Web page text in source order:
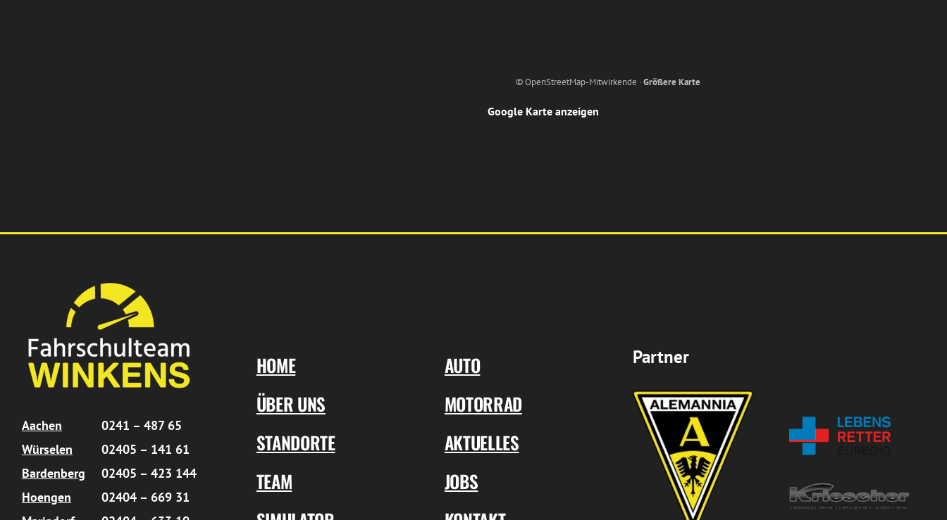
© OpenStreetMap-Mitwirkende ·Größere Karte
Google Karte anzeigen
Aachen
0241 – 487 65
Würselen
02405 – 141 61
Bardenberg
02405 – 423 144
Hoengen
02404 – 669 31
HOME
ÜBER UNS
STANDORTE
TEAM
AUTO
MOTORRAD
AKTUELLES
JOBS
Partner